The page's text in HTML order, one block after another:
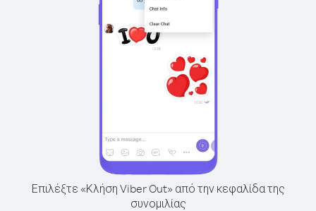
Επιλέξτε «Κλήση Viber Out» από την κεφαλίδα της
συνομιλίας